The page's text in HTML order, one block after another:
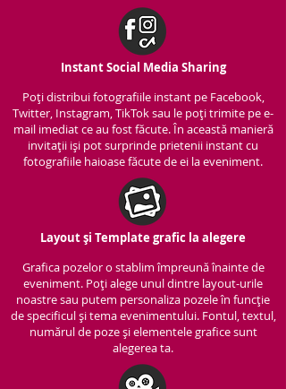
Instant Social Media Sharing
Poți distribui fotografiile instant pe Facebook,
Twitter, Instagram, TikTok sau le poți trimite pe e-
mail imediat ce au fost făcute. În această manieră
invitații iși pot surprinde prietenii instant cu
fotografiile haioase făcute de ei la eveniment.
Layout și Template grafic la alegere
Grafica pozelor o stablim împreună înainte de
eveniment. Poți alege unul dintre layout-urile
noastre sau putem personaliza pozele în funcție
de specificul și tema evenimentului. Fontul, textul,
numărul de poze și elementele grafice sunt
alegerea ta.